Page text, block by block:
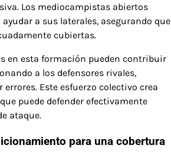
Los mediocampistas abiertos
a sus laterales, asegurando que
cubiertas.
en esta formación pueden contribuir
a los defensores rivales,
Este esfuerzo colectivo crea
puede defender efectivamente
ataque.
para una cobertura